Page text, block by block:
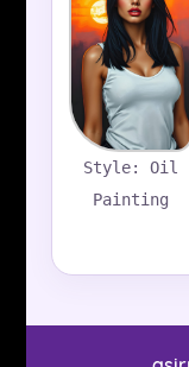
Style: Oil
Painting